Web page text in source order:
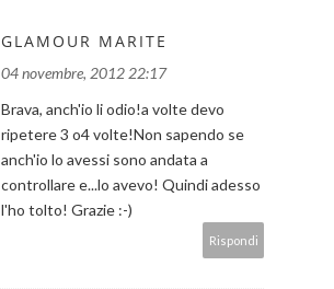
GLAMOUR MARITE
04 novembre, 2012 22:17
Brava, anch'io li odio!a volte devo
ripetere 3 o4 volte!Non sapendo se
anch'io lo avessi sono andata a
controllare e...lo avevo! Quindi adesso
l'ho tolto! Grazie :-)
Rispondi